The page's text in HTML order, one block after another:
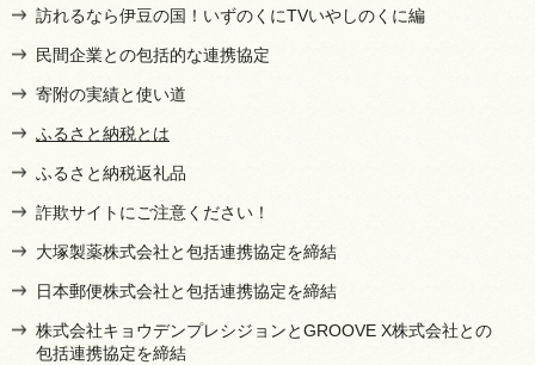
訪れるなら伊豆の国！いずのくにTVいやしのくに編
民間企業との包括的な連携協定
寄附の実績と使い道
ふるさと納税とは
ふるさと納税返礼品
詐欺サイトにご注意ください！
大塚製薬株式会社と包括連携協定を締結
日本郵便株式会社と包括連携協定を締結
株式会社キョウデンプレシジョンとGROOVE X株式会社との
包括連携協定を締結